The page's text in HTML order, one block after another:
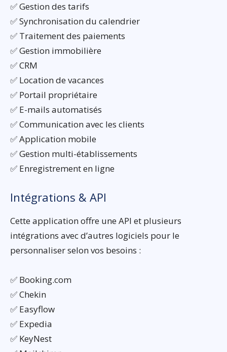
✅ Gestion des tarifs
✅ Synchronisation du calendrier
✅ Traitement des paiements
✅ Gestion immobilière
✅ CRM
✅ Location de vacances
✅ Portail propriétaire
✅ E-mails automatisés
✅ Communication avec les clients
✅ Application mobile
✅ Gestion multi-établissements
✅ Enregistrement en ligne
Intégrations & API
Cette application offre une API et plusieurs
intégrations avec d’autres logiciels pour le
personnaliser selon vos besoins :
✅ Booking.com
✅ Chekin
✅ Easyflow
✅ Expedia
✅ KeyNest